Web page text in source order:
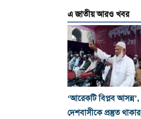
এ জাতীয় আরও খবর
‘আরেকটি বিপ্লব আসন্ন’,
দেশবাসীকে প্রস্তুত থাকার